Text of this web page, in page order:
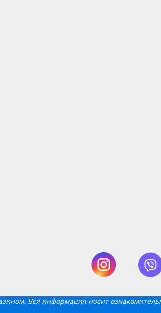
Вся информация носит